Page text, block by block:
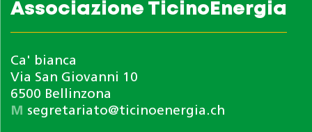
Associazione TicinoEnergia
Ca' bianca
Via San Giovanni 10
6500 Bellinzona
M segretariato@ticinoenergia.ch